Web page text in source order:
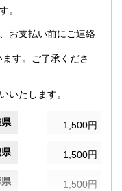
。
お支払い前にご連絡
す。ご了承くださ
いたします。
1,500円
1,500円
1,500円